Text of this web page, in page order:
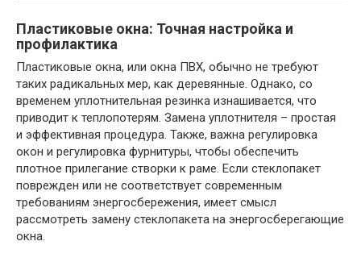
Пластиковые окна: Точная настройка и
профилактика
Пластиковые окна, или окна ПВХ, обычно не требуют
таких радикальных мер, как деревянные. Однако, со
временем уплотнительная резинка изнашивается, что
приводит к теплопотерям. Замена уплотнителя – простая
и эффективная процедура. Также, важна регулировка
окон и регулировка фурнитуры, чтобы обеспечить
плотное прилегание створки к раме. Если стеклопакет
поврежден или не соответствует современным
требованиям энергосбережения, имеет смысл
рассмотреть замену стеклопакета на энергосберегающие
окна.